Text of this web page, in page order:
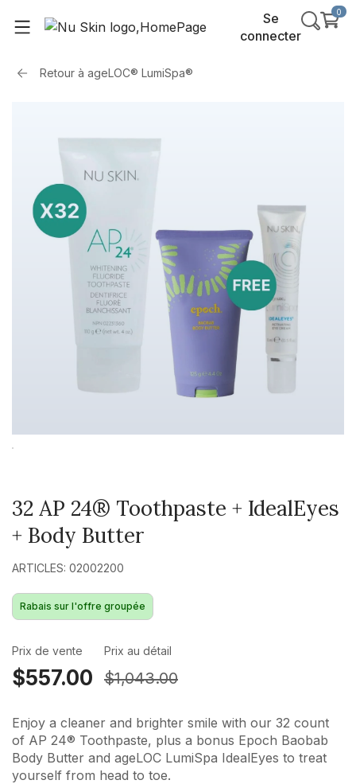
Se
connecter
0
Retour à ageLOC® LumiSpa®
32 AP 24® Toothpaste + IdealEyes
+ Body Butter
ARTICLES: 02002200
Rabais sur l'offre groupée
Prix de vente
$557.00
Prix au détail
$1,043.00
Enjoy a cleaner and brighter smile with our 32 count
of AP 24® Toothpaste, plus a bonus Epoch Baobab
Body Butter and ageLOC LumiSpa IdealEyes to treat
yourself from head to toe.